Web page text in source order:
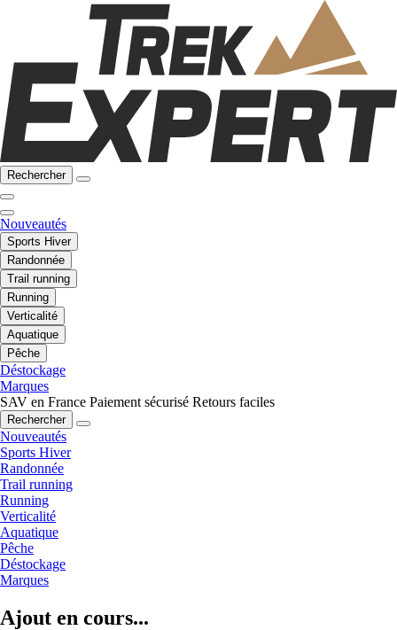
Rechercher
Nouveautés
Sports Hiver
Randonnée
Trail running
Running
Verticalité
Aquatique
Pêche
Déstockage
Marques
SAV en France Paiement sécurisé Retours faciles
Rechercher
Nouveautés
Sports Hiver
Randonnée
Trail running
Running
Verticalité
Aquatique
Pêche
Déstockage
Marques
Ajout en cours...